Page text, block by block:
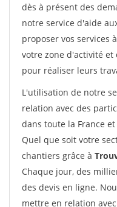
dès à présent des
notre service d'aide
proposer vos services
votre zone d'activité
pour réaliser leurs
L'utilisation de notre
relation avec des
dans toute la France
Quel que soit votre
chantiers grâce à
Chaque jour, des
des devis en ligne.
mettre en relation